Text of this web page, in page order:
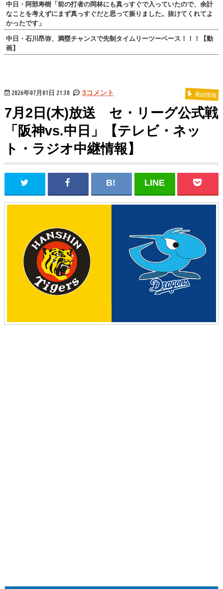
中日・阿部寿樹「前の打者の岡林にも真っすぐで入っていたので、余計
なことを考えずにまず真っすぐだと思って振りました。抜けてくれてよ
かったです」
中日・石川昂弥、満塁チャンスで先制タイムリーツーベース！！！【動
画】
2026年07月01日 21:30 3コメント 番組情報
7月2日(木)放送 セ・リーグ公式戦
「阪神vs.中日」【テレビ・ネッ
ト・ラジオ中継情報】